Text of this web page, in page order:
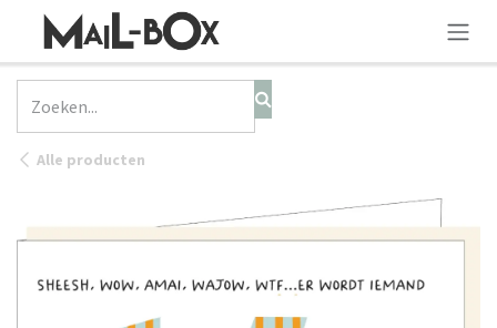
OVERSLAAN NAAR INHOUD
Alle producten